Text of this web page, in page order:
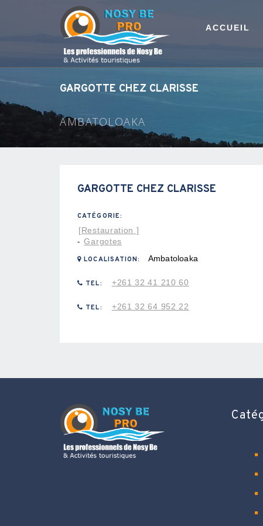
ACCUEIL
GARGOTTE CHEZ CLARISSE
AMBATOLOAKA
GARGOTTE CHEZ CLARISSE
CATÉGORIE:
[Restauration ]
- Gargotes
LOCALISATION: Ambatoloaka
TEL: +261 32 41 210 60
TEL: +261 32 64 952 22